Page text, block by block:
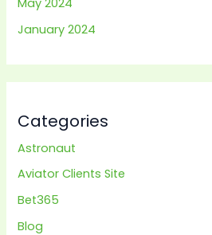
January 2024
Categories
Astronaut
Aviator Clients Site
Bet365
Blog